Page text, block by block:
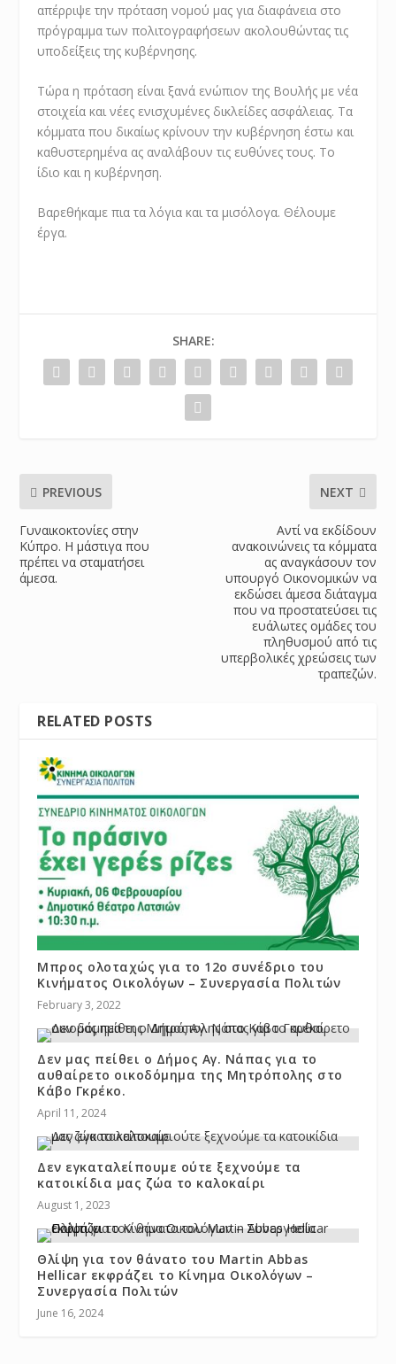
απέρριψε την πρόταση νομού μας για διαφάνεια στο
πρόγραμμα των πολιτογραφήσεων ακολουθώντας τις
υποδείξεις της κυβέρνησης.
Τώρα η πρόταση είναι ξανά ενώπιον της Βουλής με νέα
στοιχεία και νέες ενισχυμένες δικλείδες ασφάλειας. Τα
κόμματα που δικαίως κρίνουν την κυβέρνηση έστω και
καθυστερημένα ας αναλάβουν τις ευθύνες τους. Το
ίδιο και η κυβέρνηση.
Βαρεθήκαμε πια τα λόγια και τα μισόλογα. Θέλουμε
έργα.
SHARE:
PREVIOUS
Γυναικοκτονίες στην
Κύπρο. Η μάστιγα που
πρέπει να σταματήσει
άμεσα.
NEXT
Αντί να εκδίδουν
ανακοινώνεις τα κόμματα
ας αναγκάσουν τον
υπουργό Οικονομικών να
εκδώσει άμεσα διάταγμα
που να προστατεύσει τις
ευάλωτες ομάδες του
πληθυσμού από τις
υπερβολικές χρεώσεις των
τραπεζών.
RELATED POSTS
Μπρος ολοταχώς για το 12ο συνέδριο του
Κινήματος Οικολόγων – Συνεργασία Πολιτών
February 3, 2022
Δεν μας πείθει ο Δήμος Αγ. Νάπας για το
αυθαίρετο οικοδόμημα της Μητρόπολης στο
Κάβο Γκρέκο.
April 11, 2024
Δεν εγκαταλείπουμε ούτε ξεχνούμε τα
κατοικίδια μας ζώα το καλοκαίρι
August 1, 2023
Θλίψη για τον θάνατο του Martin Abbas
Hellicar εκφράζει το Κίνημα Οικολόγων –
Συνεργασία Πολιτών
June 16, 2024